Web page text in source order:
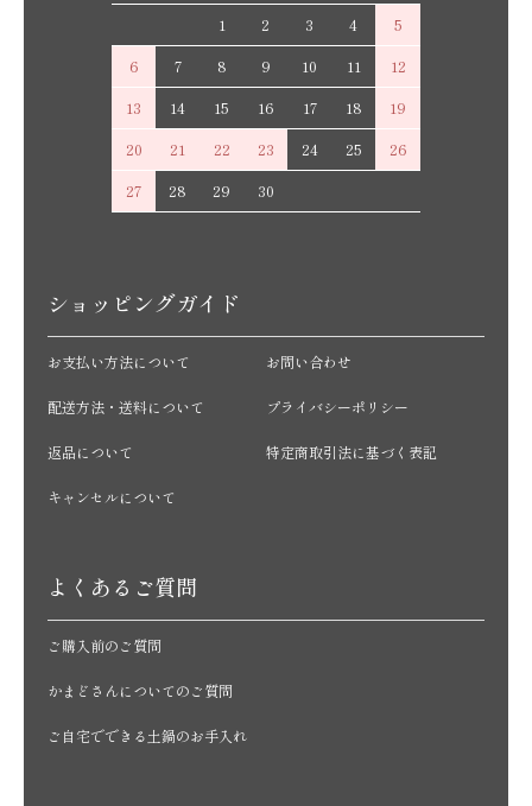
1
2 3 4
5
6
7 8 9 10 11
12
13
14 15 16 17 18
19
20
21 22 23 24 25
26
27
28 29 30
ショッピングガイド
お支払い方法について
配送方法・送料について
返品について
キャンセルについて
お問い合わせ
プライバシーポリシー
特定商取引法に基づく表記
よくあるご質問
ご購入前のご質問
かまどさんについてのご質問
ご自宅でできる土鍋のお手入れ